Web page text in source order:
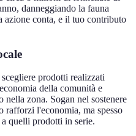
danneggiando la fauna
azione conta, e il tuo contributo
prodotti realizzati
della comunità e
nella zona. Sogan nel sostenere
l'economia, ma spesso
quelli prodotti in serie.